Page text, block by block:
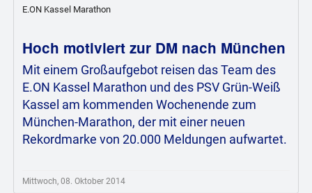
E.ON Kassel Marathon
Hoch motiviert zur DM nach München
Mit einem Großaufgebot reisen das Team des
E.ON Kassel Marathon und des PSV Grün-Weiß
Kassel am kommenden Wochenende zum
München-Marathon, der mit einer neuen
Rekordmarke von 20.000 Meldungen aufwartet.
Mittwoch, 08. Oktober 2014